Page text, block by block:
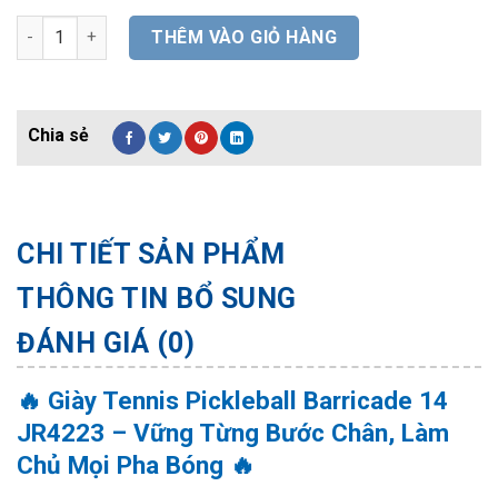
Giày Tennis Pickleball Barricade 14 JR4223 số lượng
THÊM VÀO GIỎ HÀNG
CHI TIẾT SẢN PHẨM
THÔNG TIN BỔ SUNG
ĐÁNH GIÁ (0)
🔥 Giày Tennis Pickleball Barricade 14
JR4223 – Vững Từng Bước Chân, Làm
Chủ Mọi Pha Bóng 🔥